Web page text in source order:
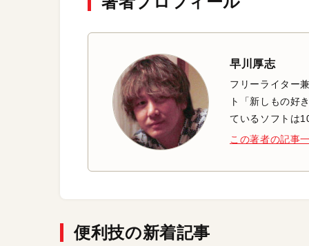
早川厚志
フリーライター
ト「新しもの好
ているソフトは
この著者の記事
便利技の新着記事